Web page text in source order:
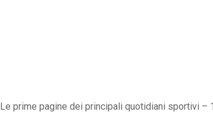
Le prime pagine dei principali quotidiani sportivi –